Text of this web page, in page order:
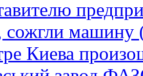
сожгли машину
Киева